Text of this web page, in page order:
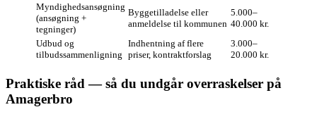
Myndighedsansøgning
(ansøgning +
tegninger)
Byggetilladelse eller
anmeldelse til kommunen
5.000–
40.000 kr.
Udbud og
tilbudssammenligning
Indhentning af flere
priser, kontraktforslag
3.000–
20.000 kr.
Praktiske råd — så du undgår overraskelser på
Amagerbro